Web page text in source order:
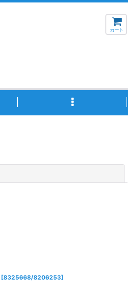
カート
[8325668/8206253]